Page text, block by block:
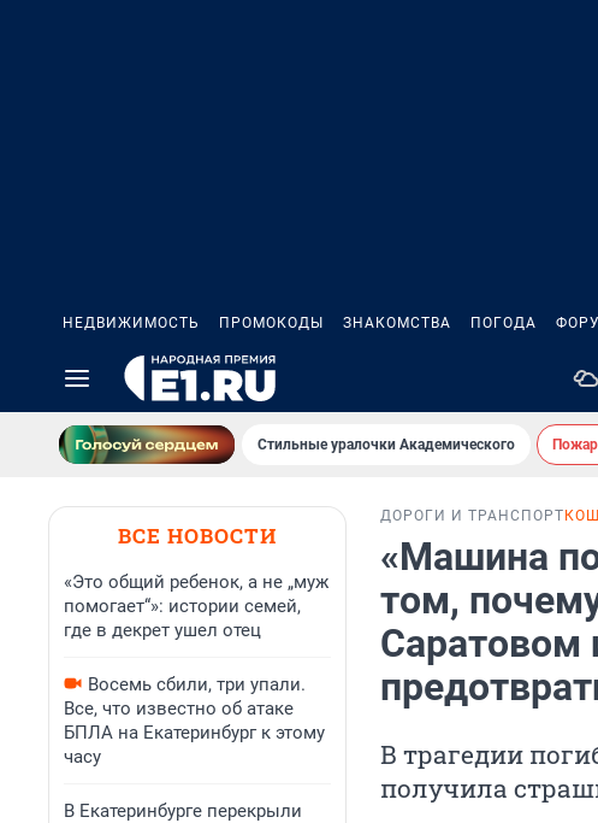
НЕДВИЖИМОСТЬ ПРОМОКОДЫ ЗНАКОМСТВА ПОГОДА
Стильные уралочки Академического
ВСЕ НОВОСТИ
«Это общий ребенок, а не „муж
помогает“»: истории семей,
где в декрет ушел отец
Восемь сбили, три упали.
Все, что известно об атаке
БПЛА на Екатеринбург к этому
часу
В Екатеринбурге перекрыли
ДОРОГИ И ТРАНСПОРТ
«Машина
том,
Саратовом
В трагедии
получила